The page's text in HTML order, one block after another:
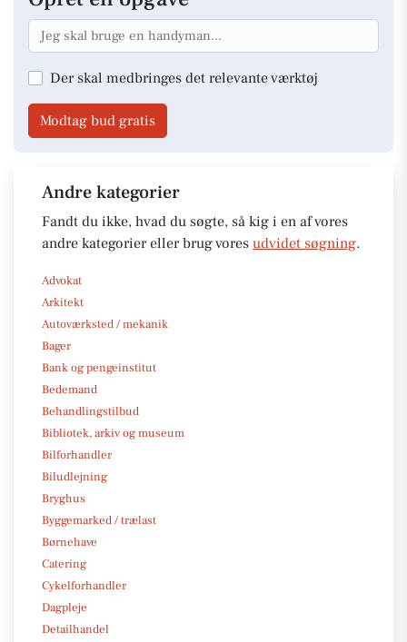
Der skal medbringes det relevante værktøj
Modtag bud gratis
Andre kategorier
Fandt du ikke, hvad du søgte, så kig i en af vores
andre kategorier eller brug vores udvidet søgning.
Advokat
Arkitekt
Autoværksted / mekanik
Bager
Bank og pengeinstitut
Bedemand
Behandlingstilbud
Bibliotek, arkiv og museum
Bilforhandler
Biludlejning
Bryghus
Byggemarked / trælast
Børnehave
Catering
Cykelforhandler
Dagpleje
Detailhandel